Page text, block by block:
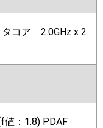
コア 2.0GHz x 2
：1.8) PDAF